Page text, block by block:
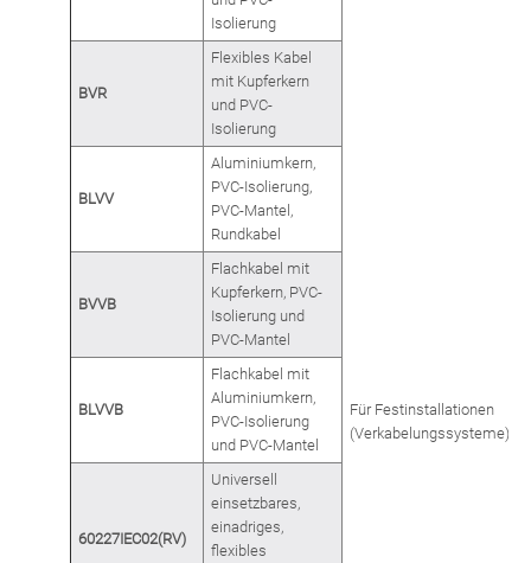
Für Festinstallationen
(Verkabelungssysteme)
Isolierung
BVR
Flexibles Kabel
mit Kupferkern
und PVC-
Isolierung
BLVV
Aluminiumkern,
PVC-Isolierung,
PVC-Mantel,
Rundkabel
BVVB
Flachkabel mit
Kupferkern, PVC-
Isolierung und
PVC-Mantel
BLVVB
Flachkabel mit
Aluminiumkern,
PVC-Isolierung
und PVC-Mantel
60227IEC02(RV)
Universell
einsetzbares,
einadriges,
flexibles